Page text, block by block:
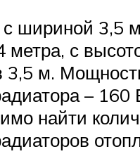
шириной 3,5
метра, с
3,5 м.
– 160
найти